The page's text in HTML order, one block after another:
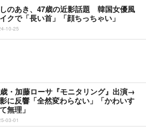
のあき、47歳の近影話題 韓国女優風
クで「長い首」「顔ちっちゃい」
10-25
・加藤ローサ『モニタリング』出演→
に反響「全然変わらない」「かわいす
無理」
03-01